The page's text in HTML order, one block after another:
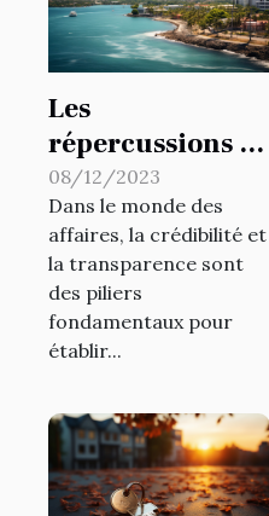
Les
répercussions de
l'extrait KBIS
sur l'évaluation
de la crédibilité
des entreprises
en Guadeloupe
08/12/2023
Dans le monde des
affaires, la crédibilité et
la transparence sont
des piliers
fondamentaux pour
établir...